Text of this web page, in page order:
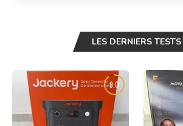
LES DERNIERS TESTS
9.0